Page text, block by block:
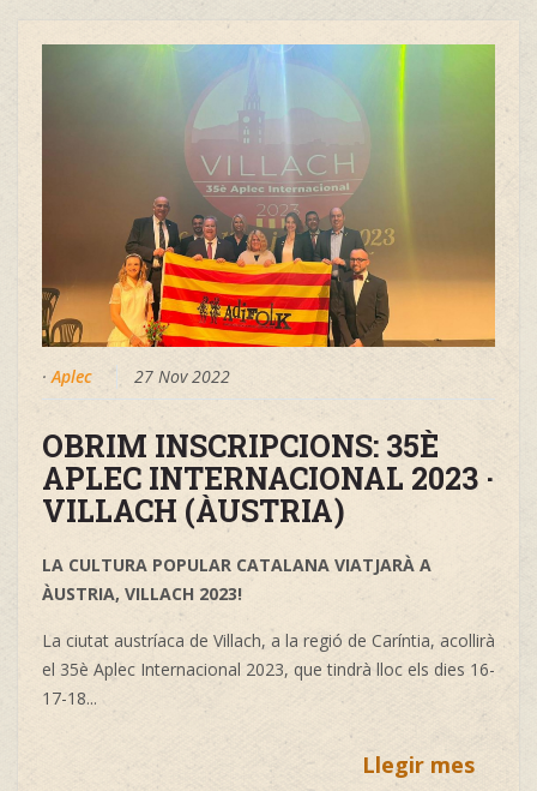
· Aplec 27 Nov 2022
OBRIM INSCRIPCIONS: 35È
APLEC INTERNACIONAL 2023 ·
VILLACH (ÀUSTRIA)
LA CULTURA POPULAR CATALANA VIATJARÀ A
ÀUSTRIA, VILLACH 2023!
La ciutat austríaca de Villach, a la regió de Caríntia, acollirà
el 35è Aplec Internacional 2023, que tindrà lloc els dies 16-
17-18...
Llegir mes